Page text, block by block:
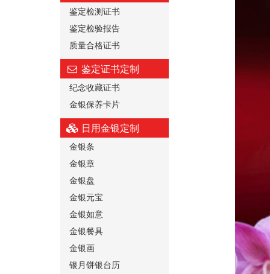
鉴定检测证书
鉴定检验报告
质量合格证书
鉴定证书定制
纪念收藏证书
金银保养卡片
日用金银定制
金银条
金银章
金银盘
金银元宝
金银如意
金银餐具
金银画
银月饼银台历